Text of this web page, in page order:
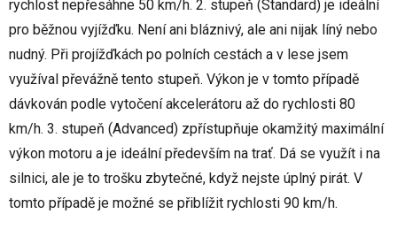
rychlost nepřesáhne 50 km/h. 2. stupeň (Standard) je ideální
pro běžnou vyjížďku. Není ani bláznivý, ale ani nijak líný nebo
nudný. Při projížďkách po polních cestách a v lese jsem
využíval převážně tento stupeň. Výkon je v tomto případě
dávkován podle vytočení akcelerátoru až do rychlosti 80
km/h. 3. stupeň (Advanced) zpřístupňuje okamžitý maximální
výkon motoru a je ideální především na trať. Dá se využít i na
silnici, ale je to trošku zbytečné, když nejste úplný pirát. V
tomto případě je možné se přiblížit rychlosti 90 km/h.